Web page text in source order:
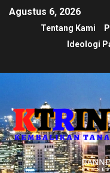
Agustus 6, 2026
Tentang Kami
Ideologi